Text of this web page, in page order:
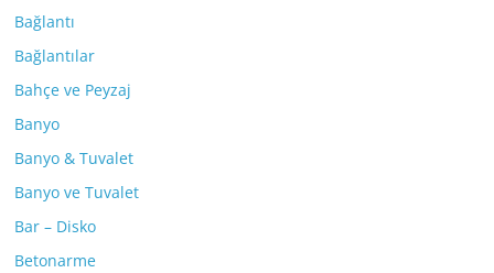
Bağlantı
Bağlantılar
Bahçe ve Peyzaj
Banyo
Banyo & Tuvalet
Banyo ve Tuvalet
Bar – Disko
Betonarme